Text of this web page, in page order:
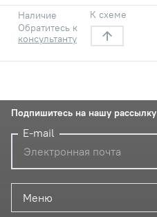
Наличие
Обратитесь к
консультанту
К схеме
Меню
Подпишитесь на нашу рассылку
E-mail